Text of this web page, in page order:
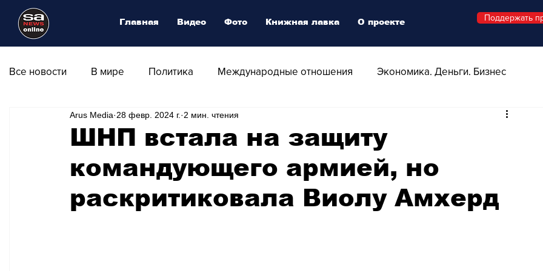
Все новости В мире Политика Международные отношения Экономика. Деньги. Бизнес
Общество Армия Аналитика Наука и Технологии
Транспорт Культура Магия искусства Swiss Афиша Стиль Стильный четверг
ШНП встала на защиту
командующего армией, но
раскритиковала Виолу Амхерд
Arus Media 28 февр. 2024 г. 2 мин. чтения
Главная Видео Фото Книжная лавка О проекте Поддержать